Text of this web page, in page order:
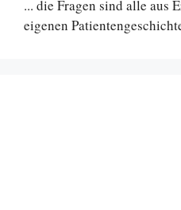
... die Fragen sind alle aus
eigenen